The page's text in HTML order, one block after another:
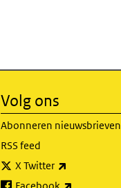
Volg ons
Abonneren nieuwsbrieven
RSS feed
X Twitter